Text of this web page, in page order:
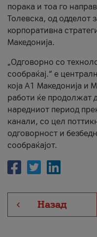
порака и тоа го
Толевска, од одделот
корпоративна
Македонија.
„Одговорно со
сообраќај.“ е
која A1 Македонија и
работи ќе продолжат
наредниот период
канали, со цел
одговорност и
сообраќајот.
Назад